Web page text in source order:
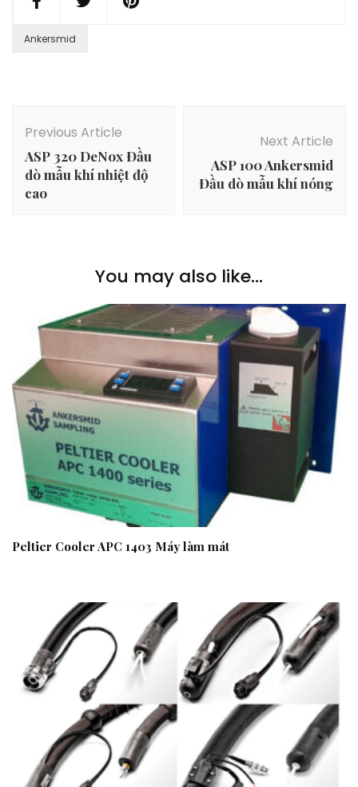
Ankersmid
Navigation
Previous Article
ASP 320 DeNox Đầu
dò mẫu khí nhiệt độ
cao
Next Article
ASP 100 Ankersmid
Đầu dò mẫu khí nóng
You may also like...
Peltier Cooler APC 1403 Máy làm mát